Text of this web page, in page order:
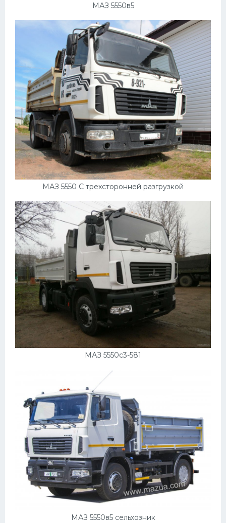
МАЗ 5550в5
МАЗ 5550 С трехсторонней разгрузкой
МАЗ 5550с3-581
МАЗ 5550в5 сельхозник
Мазда
Самокаты
Велосипеды
Рено
Прогулочные суда
Хендай
Лимузины
Автобусы
Хонда
Грузовики
Шевроле
УАЗ
Кадиллак
Автокемпер
Феррари
Додж
Ява
Эмблемы
Спецтехника